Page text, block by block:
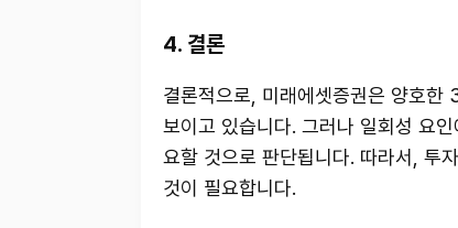
4. 결론
결론적으로, 미래에셋증권은 양호한
보이고 있습니다. 그러나 일회성 요
요할 것으로 판단됩니다. 따라서, 투
것이 필요합니다.